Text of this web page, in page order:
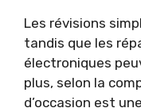
Les révisions
tandis que les
électroniques
plus, selon la
d’occasion est